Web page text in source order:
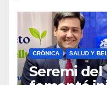
CRÓNICA SALUD Y
Seremi